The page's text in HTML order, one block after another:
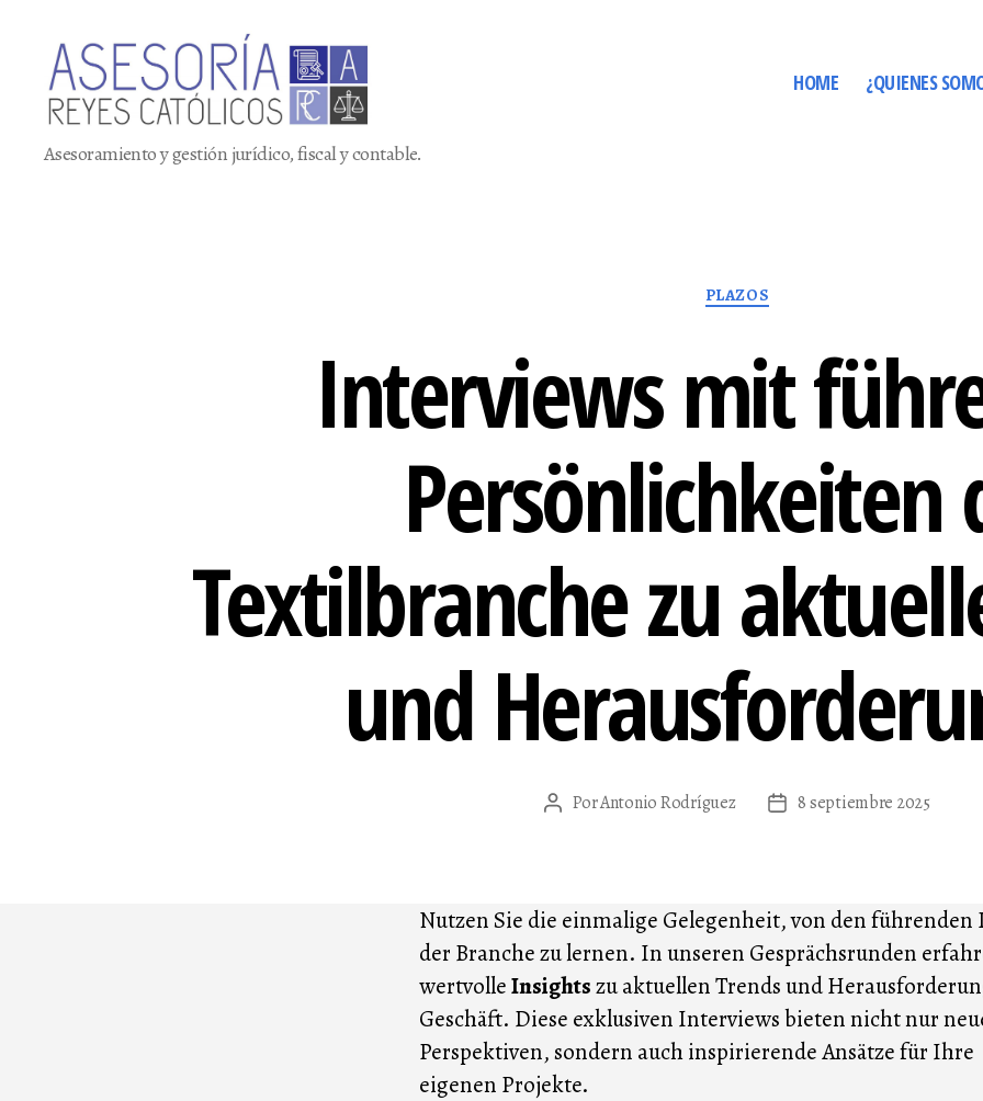
Asesoría
Reyes
Asesoramiento y gestión jurídico, fiscal y contable.
HOME ¿QUIENES
Categorías
PLAZOS
Interviews mit
Persönlichkeiten
Textilbranche zu
und
Autor
PorAntonio Rodríguez
Fecha8 septiembre 2025
Nutzen Sie die einmalige Gelegenheit, von den führenden
der Branche zu lernen. In unseren Gesprächsrunden
wertvolleInsightszu aktuellen Trends und
Geschäft. Diese exklusiven Interviews bieten nicht nur
Perspektiven, sondern auch inspirierende Ansätze für Ihre
eigenen Projekte.